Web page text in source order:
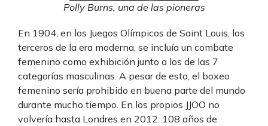
Polly Burns, una de las pioneras
En 1904, en los Juegos Olímpicos de Saint Louis, los
terceros de la era moderna, se incluía un combate
femenino como exhibición junto a los de las 7
categorías masculinas. A pesar de esto, el boxeo
femenino sería prohibido en buena parte del mundo
durante mucho tiempo. En los propios JJOO no
volvería hasta Londres en 2012: 108 años de